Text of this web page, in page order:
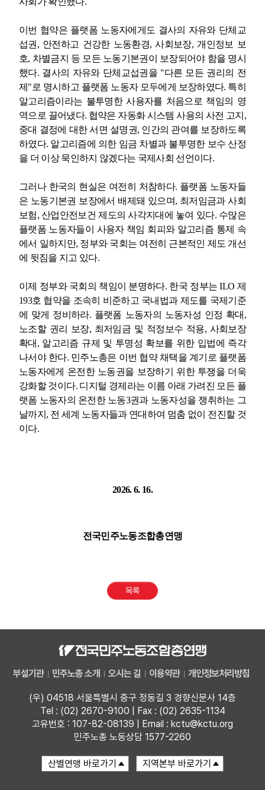
이번 협약은 플랫폼 노동자에게도 결사의 자유와 단체교
섭권 , 안전하고 건강한 노동환경,사회보장,개인정보 보
호, 차별금지 등 모든 노동기본권이 보장되어야 함을 명시
했다. 결사의 자유와 단체교섭권을 "다른 모든 권리의 전
제 "로 명시하고 플랫폼 노동자 모두에게 보장하였다. 특히
알고리즘이라는 불투명한 사용자를 처음으로 책임의 영
역으로 끌어냈다. 협약은 자동화 시스템 사용의 사전 고지 ,
중대 결정에 대한 서면 설명권, 인간의 관여를 보장하도록
하였다. 알고리즘에 의한 임금 차별과 불투명한 보수 산정
을 더 이상 묵인하지 않겠다는 국제사회 선언이다.
그러나 한국의 현실은 여전히 처참하다. 플랫폼 노동자들
은 노동기본권 보장에서 배제돼 있으며, 최저임금과 사회
보험,산업안전보건 제도의 사각지대에 놓여 있다. 수많은
플랫폼 노동자들이 사용자 책임 회피와 알고리즘 통제 속
에서 일하지만, 정부와 국회는 여전히 근본적인 제도 개선
에 뒷짐을 지고 있다.
이제 정부와 국회의 책임이 분명하다. 한국 정부는ILO 제
193호 협약을 조속히 비준하고 국내법과 제도를 국제기준
에 맞게 정비하라. 플랫폼 노동자의 노동자성 인정 확대 ,
노조할 권리 보장, 최저임금 및 적정보수 적용, 사회보장
확대 , 알고리즘 규제 및 투명성 확보를 위한 입법에 즉각
나서야 한다. 민주노총은 이번 협약 채택을 계기로 플랫폼
노동자에게 온전한 노동권을 보장하기 위한 투쟁을 더욱
강화할 것이다. 디지털 경제라는 이름 아래 가려진 모든 플
랫폼 노동자의 온전한 노동3권과 노동자성을 쟁취하는 그
날까지 , 전 세계 노동자들과 연대하여 멈춤 없이 전진할 것
이다.
2026. 6. 16.
전국민주노동조합총연맹
목록
부설기관 민주노총 소개 오시는 길 이용약관 개인정보처리방침
(우) 04518 서울특별시 중구 정동길 3 경향신문사 14층
Tel : (02) 2670-9100 | Fax : (02) 2635-1134
고유번호 : 107-82-08139 | Email : kctu@kctu.org
민주노총 노동상담 1577-2260